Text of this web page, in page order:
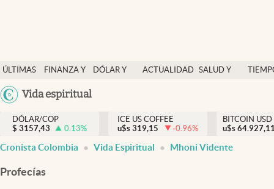
ÚLTIMAS
NOTICIAS
FINANZA Y
DÓLAR Y
ACTUALIDAD SALUD Y
México
Vida espiritual
Salud y nutrición
Vida espiritual
Actualidad
DÓLAR/COP
$ 3157,43 0.13%
ICE US COFFEE
u$s 319,15 -0.96%
BITCOIN USD
u$s
Cronista Colombia Vida Espiritual Mhoni Vidente
Profecías